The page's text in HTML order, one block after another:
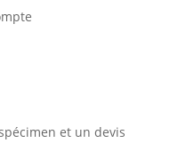
et un devis